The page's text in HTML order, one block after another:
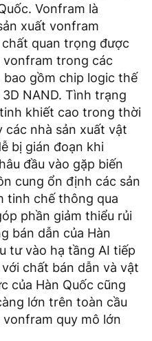
Vonfram là
xuất vonfram
chất quan trọng được
vonfram trong các
gồm chip logic thế
NAND. Tình trạng
khiết cao trong thời
các nhà sản xuất vật
bị gián đoạn khi
đầu vào gặp biến
cung ổn định các sản
tinh chế thông qua
phần giảm thiểu rủi
bán dẫn của Hàn
tư vào hạ tầng AI tiếp
chất bán dẫn và vật
của Hàn Quốc cũng
lớn trên toàn cầu
quy mô lớn